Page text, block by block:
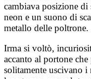
cambiava posizione
neon e un suono di
metallo delle poltrone.
Irma si voltò,
accanto al portone
solitamente uscivano